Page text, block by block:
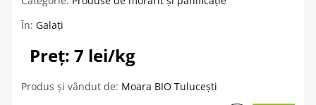
În: Galați
Preț: 7 lei/kg
Produs și vândut de: Moara BIO Tulucești